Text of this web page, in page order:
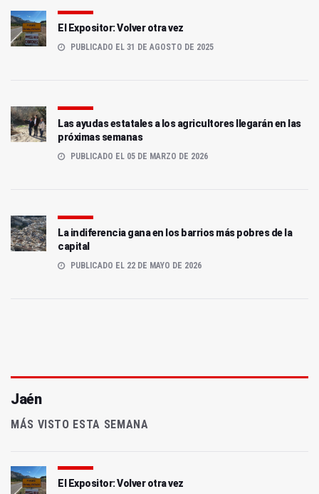
El Expositor: Volver otra vez
PUBLICADO EL 31 DE AGOSTO DE 2025
Las ayudas estatales a los agricultores llegarán en las
próximas semanas
PUBLICADO EL 05 DE MARZO DE 2026
La indiferencia gana en los barrios más pobres de la
capital
PUBLICADO EL 22 DE MAYO DE 2026
Jaén
MÁS VISTO ESTA SEMANA
El Expositor: Volver otra vez